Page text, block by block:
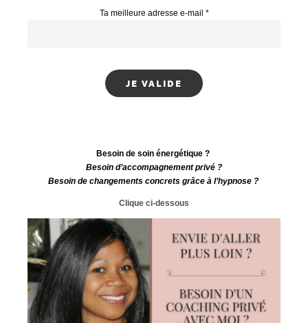
Ta meilleure adresse e-mail *
Besoin de soin énergétique ?
Besoin d’accompagnement privé ?
Besoin de changements concrets grâce à l’hypnose ?
Clique ci-dessous